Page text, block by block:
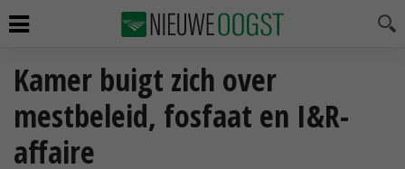
Kamer buigt zich over
mestbeleid, fosfaat en I&R-
affaire